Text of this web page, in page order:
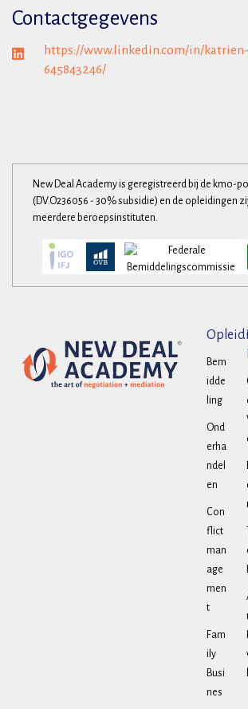
Contactgegevens
https://www.linkedin.com/in/
645843246/
New Deal Academy is geregistreerd bij de kmo-
(DV.O236056 - 30% subsidie) en de opleidingen
meerdere beroepsinstituten.
Bem
idde
ling
Ond
erha
ndel
en
Con
flict
man
age
men
t
Fam
ily
Busi
nes